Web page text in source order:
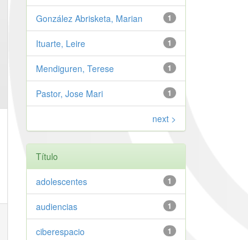
1
González Abrisketa, Marian
1
Ituarte, Leire
1
Mendiguren, Terese
1
Pastor, Jose Mari
next >
Título
1
adolescentes
1
audiencias
1
ciberespacio